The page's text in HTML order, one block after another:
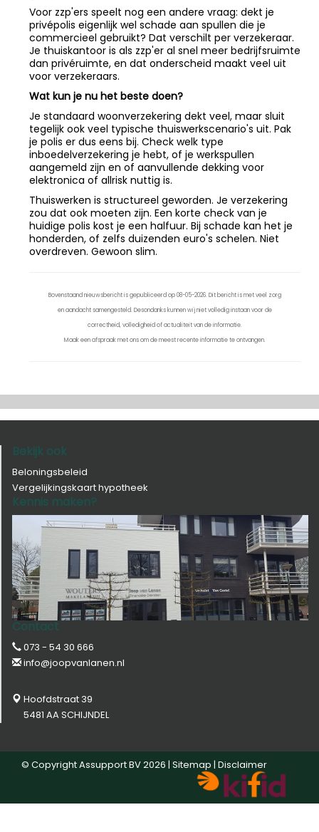
Voor zzp'ers speelt nog een andere vraag: dekt je
privépolis eigenlijk wel schade aan spullen die je
commercieel gebruikt? Dat verschilt per verzekeraar.
Je thuiskantoor is als zzp'er al snel meer bedrijfsruimte
dan privéruimte, en dat onderscheid maakt veel uit
voor verzekeraars.
Wat kun je nu het beste doen?
Je standaard woonverzekering dekt veel, maar sluit
tegelijk ook veel typische thuiswerkscenario's uit. Pak
je polis er dus eens bij. Check welk type
inboedelverzekering je hebt, of je werkspullen
aangemeld zijn en of aanvullende dekking voor
elektronica of allrisk nuttig is.
Thuiswerken is structureel geworden. Je verzekering
zou dat ook moeten zijn. Een korte check van je
huidige polis kost je een halfuur. Bij schade kan het je
honderden, of zelfs duizenden euro's schelen. Niet
overdreven. Gewoon slim.
Bovenstaand nieuwsbericht is gepubliceerd op 08-05-2026. Dit bericht is met veel zorg
en aandacht samengesteld. Desondanks kunnen wij niet volledig instaan voor de
correctheid, volledigheid of actualiteit van de informatie.
Maak een afspraak met ons om de meest recente informatie te ontvangen.
Bekijk ook
Beloningsbeleid
Vergelijkingskaart hypotheek
Kennis maken?
Contact
073 - 54 30 666
info@joopvanlanen.nl
Hoofdstraat 39
5481 AA SCHIJNDEL
© CopyrightAssupport BV2026 | Sitemap | Disclaimer